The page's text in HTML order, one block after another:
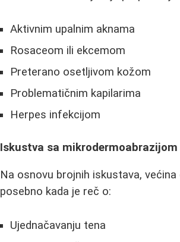
Aktivnim upalnim aknama
Rosaceom ili ekcemom
Preterano osetljivom kožom
Problematičnim kapilarima
Herpes infekcijom
Iskustva sa mikrodermoabrazijom
Na osnovu brojnih iskustava,
posebno kada je reč o:
Ujednačavanju tena